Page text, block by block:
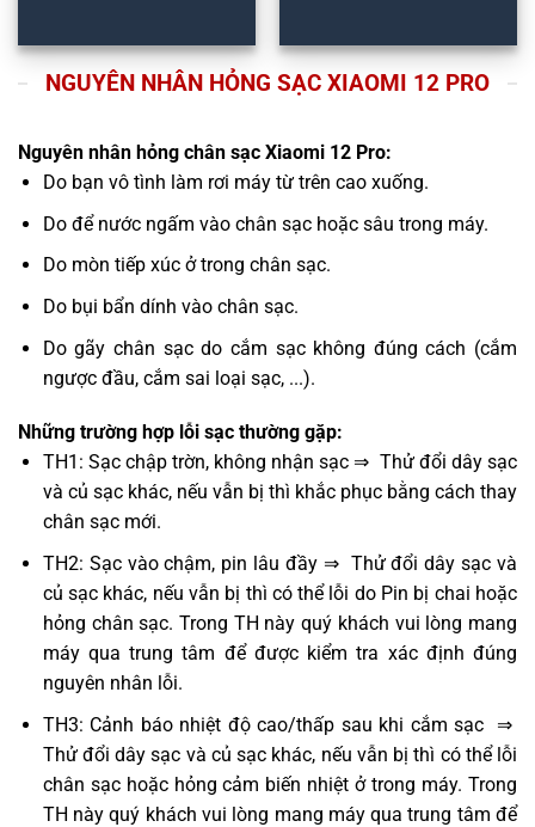
NGUYÊN NHÂN HỎNG SẠC XIAOMI 12 PRO
Nguyên nhân hỏng chân sạc Xiaomi 12 Pro:
Do bạn vô tình làm rơi máy từ trên cao xuống.
Do để nước ngấm vào chân sạc hoặc sâu trong máy.
Do mòn tiếp xúc ở trong chân sạc.
Do bụi bẩn dính vào chân sạc.
Do gãy chân sạc do cắm sạc không đúng cách (cắm
ngược đầu, cắm sai loại sạc, ...).
Những trường hợp lỗi sạc thường gặp:
TH1: Sạc chập trờn, không nhận sạc ⇒ Thử đổi dây sạc
và củ sạc khác, nếu vẫn bị thì khắc phục bằng cách thay
chân sạc mới.
TH2: Sạc vào chậm, pin lâu đầy ⇒ Thử đổi dây sạc và
củ sạc khác, nếu vẫn bị thì có thể lỗi do Pin bị chai hoặc
hỏng chân sạc. Trong TH này quý khách vui lòng mang
máy qua trung tâm để được kiểm tra xác định đúng
nguyên nhân lỗi.
TH3: Cảnh báo nhiệt độ cao/thấp sau khi cắm sạc ⇒
Thử đổi dây sạc và củ sạc khác, nếu vẫn bị thì có thể lỗi
chân sạc hoặc hỏng cảm biến nhiệt ở trong máy. Trong
TH này quý khách vui lòng mang máy qua trung tâm để